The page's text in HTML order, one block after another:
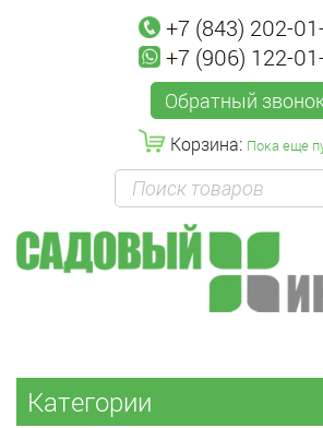
+7 (843) 202-
+7 (906) 122-
Обратный
Корзина: Пока еще
Категории